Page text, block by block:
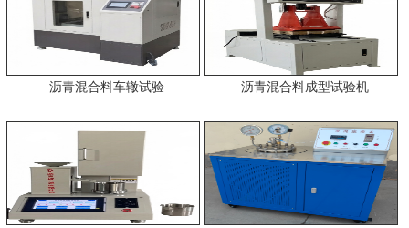
沥青混合料车辙试验 沥青混合料成型试验机